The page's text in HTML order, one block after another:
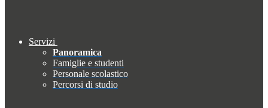
Servizi
Panoramica
Famiglie e studenti
Personale scolastico
Percorsi di studio